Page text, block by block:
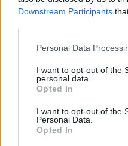
Downstream Participants
Personal Data
I want to opt-out of the
personal data.
Opted In
I want to opt-out of the
Personal Data.
Opted In